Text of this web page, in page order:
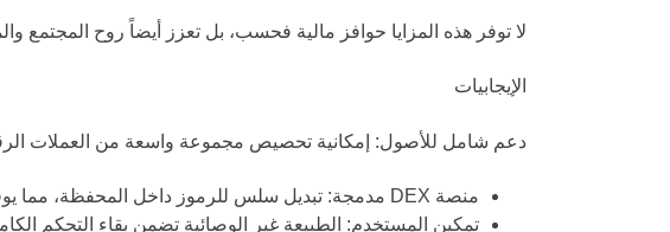
لا توفر هذه المزايا حوافز مالية فحسب، بل تعزز أيضاً روح المجتمع
الإيجابيات
دعم شامل للأصول: إمكانية تحصيص مجموعة واسعة من العملات
منصة DEX مدمجة:
تبديل سلس للرموز داخل المحفظة، مما
تمكين المستخدم: الطبيعة غير الوصائية تضمن بقاء التحكم